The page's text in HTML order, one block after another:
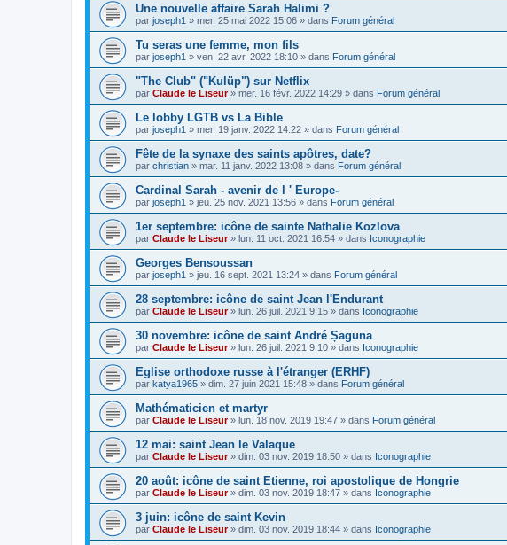
Une nouvelle affaire Sarah Halimi ?
par joseph1 » mer. 25 mai 2022 15:06 » dans Forum général
Tu seras une femme, mon fils
par joseph1 » ven. 22 avr. 2022 18:10 » dans Forum général
"The Club" ("Kulüp") sur Netflix
par Claude le Liseur» mer. 16 févr. 2022 14:29 » dans Forum général
Le lobby LGTB vs La Bible
par joseph1 » mer. 19 janv. 2022 14:22 » dans Forum général
Fête de la synaxe des saints apôtres, date?
par christian » mar. 11 janv. 2022 13:08 » dans Forum général
Cardinal Sarah - avenir de l ' Europe-
par joseph1 » jeu. 25 nov. 2021 13:56 » dans Forum général
1er septembre: icône de sainte Nathalie Kozlova
par Claude le Liseur» lun. 11 oct. 2021 16:54 » dans Iconographie
Georges Bensoussan
par joseph1 » jeu. 16 sept. 2021 13:24 » dans Forum général
28 septembre: icône de saint Jean l'Endurant
par Claude le Liseur» lun. 26 juil. 2021 9:15 » dans Iconographie
30 novembre: icône de saint André Șaguna
par Claude le Liseur» lun. 26 juil. 2021 9:10 » dans Iconographie
Eglise orthodoxe russe à l'étranger (ERHF)
par katya1965 » dim. 27 juin 2021 15:48 » dans Forum général
Mathématicien et martyr
par Claude le Liseur» lun. 18 nov. 2019 19:47 » dans Forum général
12 mai: saint Jean le Valaque
par Claude le Liseur» dim. 03 nov. 2019 18:50 » dans Iconographie
20 août: icône de saint Etienne, roi apostolique de Hongrie
par Claude le Liseur» dim. 03 nov. 2019 18:47 » dans Iconographie
3 juin: icône de saint Kevin
par Claude le Liseur» dim. 03 nov. 2019 18:44 » dans Iconographie